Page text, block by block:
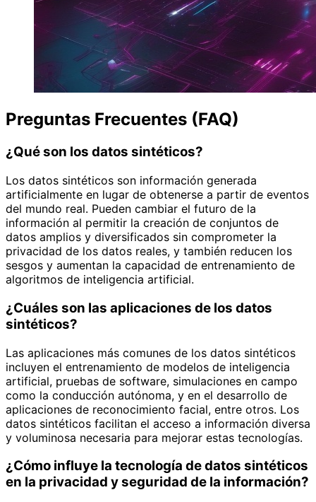
Preguntas Frecuentes (FAQ)
¿Qué son los datos sintéticos?
Los datos sintéticos son información generada
artificialmente en lugar de obtenerse a partir de eventos
del mundo real. Pueden cambiar el futuro de la
información al permitir la creación de conjuntos de
datos amplios y diversificados sin comprometer la
privacidad de los datos reales, y también reducen los
sesgos y aumentan la capacidad de entrenamiento de
algoritmos de inteligencia artificial.
¿Cuáles son las aplicaciones de los datos
sintéticos?
Las aplicaciones más comunes de los datos sintéticos
incluyen el entrenamiento de modelos de inteligencia
artificial, pruebas de software, simulaciones en campo
como la conducción autónoma, y en el desarrollo de
aplicaciones de reconocimiento facial, entre otros. Los
datos sintéticos facilitan el acceso a información diversa
y voluminosa necesaria para mejorar estas tecnologías.
¿Cómo influye la tecnología de datos sintéticos
en la privacidad y seguridad de la información?